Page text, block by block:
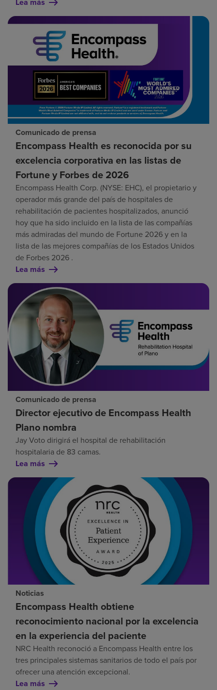
Comunicado de prensa
Encompass Health es reconocida por su
excelencia corporativa en las listas de
Fortune y Forbes de 2026
Encompass Health Corp. (NYSE: EHC), el propietario y
operador más grande del país de hospitales de
rehabilitación de pacientes hospitalizados, anunció
hoy que ha sido incluido en la lista de las compañías
más admiradas del mundo de Fortune 2026 y en la
lista de las mejores compañías de los Estados Unidos
de Forbes 2026 .
Lea más
Comunicado de prensa
Director ejecutivo de Encompass Health
Plano nombra
Jay Voto dirigirá el hospital de rehabilitación
hospitalaria de 83 camas.
Lea más
Noticias
Encompass Health obtiene
reconocimiento nacional por la excelencia
en la experiencia del paciente
NRC Health reconoció a Encompass Health entre los
tres principales sistemas sanitarios de todo el país por
ofrecer una atención excepcional.
Lea más